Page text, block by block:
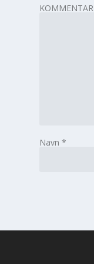
KOMMENTAR
Navn*